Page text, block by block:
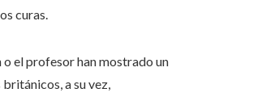
curas.
o el profesor han mostrado un
a su vez,